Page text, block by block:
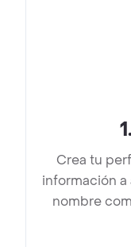
1.
Crea tu
información
nombre